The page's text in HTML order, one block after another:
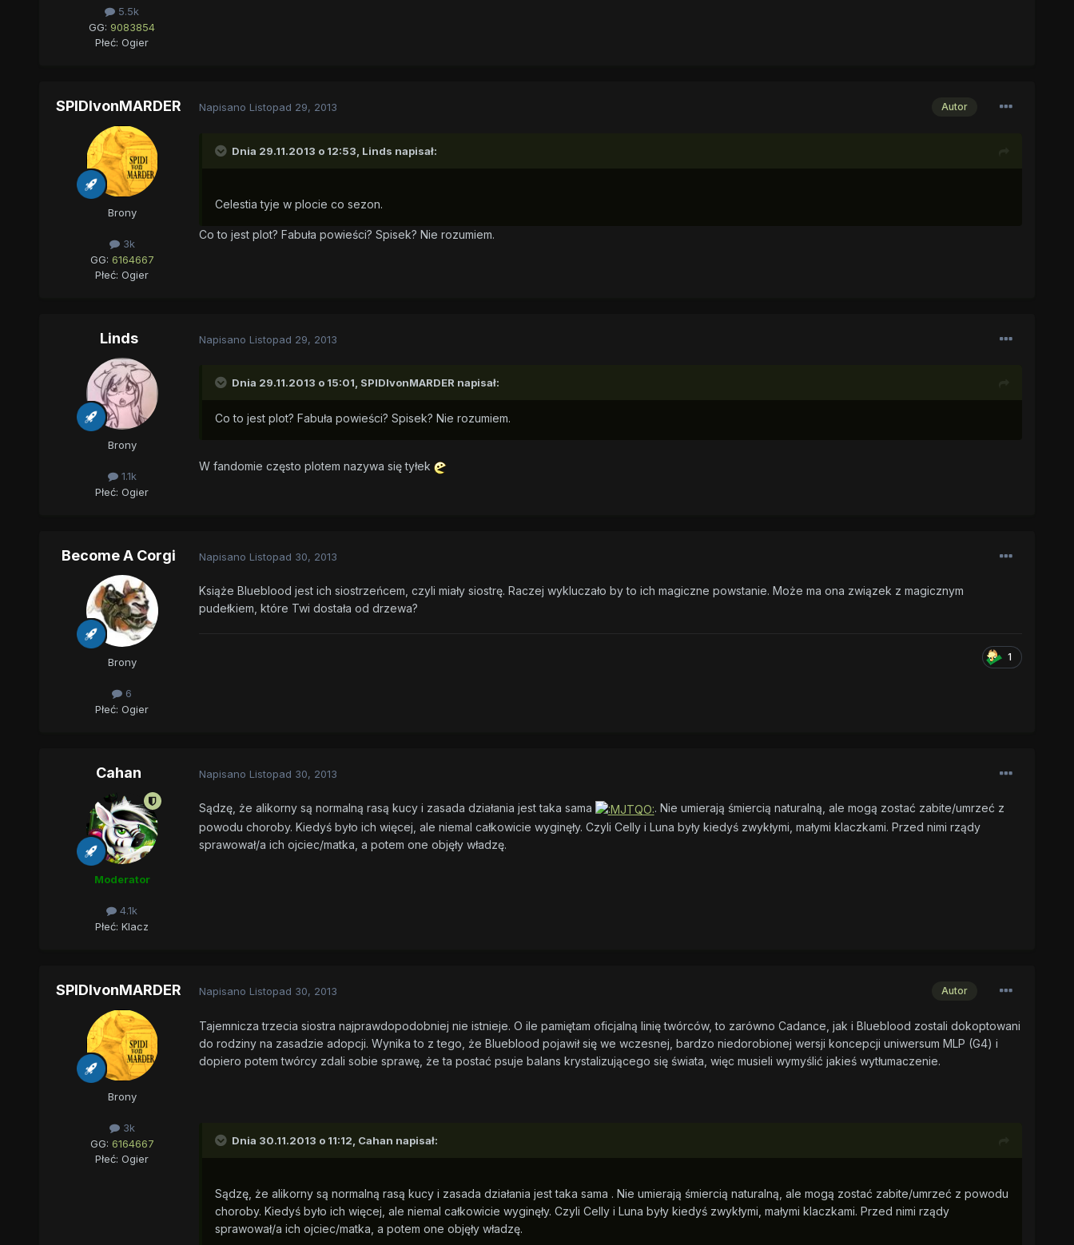
5.5k
GG: 9083854
Płeć: Ogier
SPIDIvonMARDER
Brony
3k
GG: 6164667
Płeć: Ogier
Autor
Napisano Listopad 29, 2013
Dnia 29.11.2013 o 12:53, Linds napisał:
Celestia tyje w plocie co sezon.
Co to jest plot? Fabuła powieści? Spisek? Nie rozumiem.
Linds
Brony
1.1k
Płeć: Ogier
Napisano Listopad 29, 2013
Dnia 29.11.2013 o 15:01, SPIDIvonMARDER napisał:
Co to jest plot? Fabuła powieści? Spisek? Nie rozumiem.
W fandomie często plotem nazywa się tyłek
Become A Corgi
Brony
6
Płeć: Ogier
Napisano Listopad 30, 2013
Książe Blueblood jest ich siostrzeńcem, czyli miały siostrę. Raczej wykluczało by to ich magiczne powstanie. Może ma ona związek z magicznym
pudełkiem, które Twi dostała od drzewa?
1
Cahan
Moderator
4.1k
Płeć: Klacz
Napisano Listopad 30, 2013
Sądzę, że alikorny są normalną rasą kucy i zasada działania jest taka sama
. Nie umierają śmiercią naturalną, ale mogą zostać zabite/umrzeć z
powodu choroby. Kiedyś było ich więcej, ale niemal całkowicie wyginęły. Czyli Celly i Luna były kiedyś zwykłymi, małymi klaczkami. Przed nimi rządy
sprawował/a ich ojciec/matka, a potem one objęły władzę.
SPIDIvonMARDER
Brony
3k
GG: 6164667
Płeć: Ogier
Autor
Napisano Listopad 30, 2013
Tajemnicza trzecia siostra najprawdopodobniej nie istnieje. O ile pamiętam oficjalną linię twórców, to zarówno Cadance, jak i Blueblood zostali dokoptowani
do rodziny na zasadzie adopcji. Wynika to z tego, że Blueblood pojawił się we wczesnej, bardzo niedorobionej wersji koncepcji uniwersum MLP (G4) i
dopiero potem twórcy zdali sobie sprawę, że ta postać psuje balans krystalizującego się świata, więc musieli wymyślić jakieś wytłumaczenie.
Dnia 30.11.2013 o 11:12, Cahan napisał:
Sądzę, że alikorny są normalną rasą kucy i zasada działania jest taka sama . Nie umierają śmiercią naturalną, ale mogą zostać zabite/umrzeć z powodu
choroby. Kiedyś było ich więcej, ale niemal całkowicie wyginęły. Czyli Celly i Luna były kiedyś zwykłymi, małymi klaczkami. Przed nimi rządy
sprawował/a ich ojciec/matka, a potem one objęły władzę.